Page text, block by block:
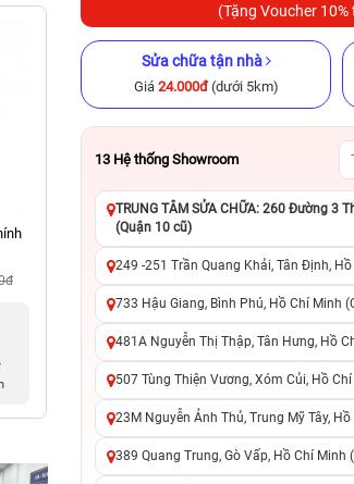
iPhone 15 Pro 128GB Cũ chính
hãng
13.990.000đ
19.990.000đ
-6.000.000đ
chuyển đổi, 0 gọi người thân
-
(Tặng Voucher
Sửa chữa tận nhà
Giá 24.000đ(dưới 5km)
13 Hệ thống Showroom
TRUNG TÂM SỬA CHỮA: 260 Đường 3
(Quận 10 cũ)
249 -251 Trần Quang Khải, Tân Định,
733 Hậu Giang, Bình Phú, Hồ Chí Minh
481A Nguyễn Thị Thập, Tân Hưng, Hồ
507 Tùng Thiện Vương, Xóm Củi, Hồ
23M Nguyễn Ảnh Thủ, Trung Mỹ Tây,
389 Quang Trung, Gò Vấp, Hồ Chí Minh